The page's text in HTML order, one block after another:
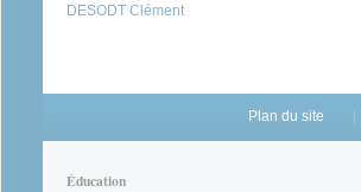
DESODT Clément
Plan du site
Éducation